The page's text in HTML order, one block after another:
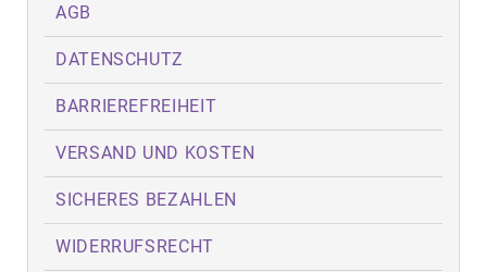
AGB
DATENSCHUTZ
BARRIEREFREIHEIT
VERSAND UND KOSTEN
SICHERES BEZAHLEN
WIDERRUFSRECHT